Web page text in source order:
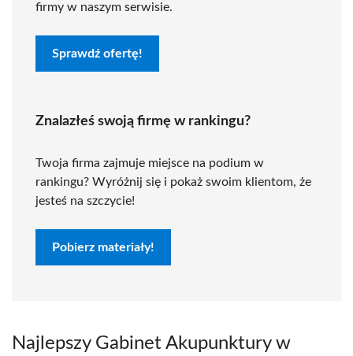
firmy w naszym serwisie.
Sprawdź ofertę!
Znalazłeś swoją firmę w rankingu?
Twoja firma zajmuje miejsce na podium w
rankingu? Wyróżnij się i pokaż swoim klientom, że
jesteś na szczycie!
Pobierz materiały!
Najlepszy Gabinet Akupunktury w